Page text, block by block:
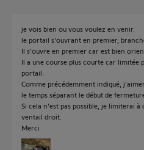
je vois bien ou vous voulez en venir.
le portail s'ouvrant en premier,
Il s'ouvre en premier car est bien
Il a une course plus courte car limitée
portail.
Comme précédemment indiqué,
le temps séparant le début de
Si cela n'est pas possible, je limiterai
ventail droit.
Merci